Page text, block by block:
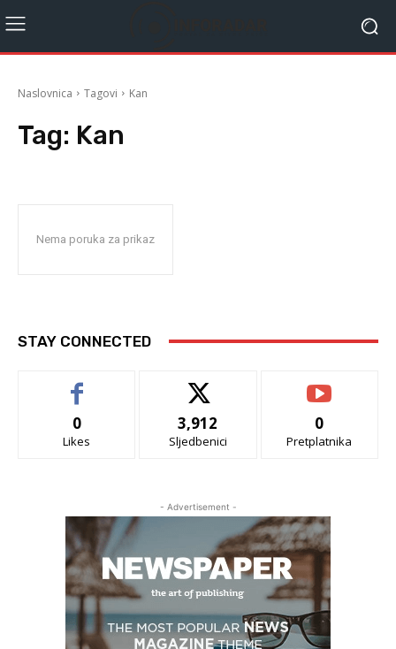
Naslovnica Tagovi Kan
Tag: Kan
Nema poruka za prikaz
STAY CONNECTED
0
Likes
3,912
Sljedbenici
0
Pretplatnika
- Advertisement -